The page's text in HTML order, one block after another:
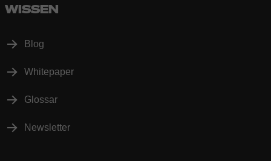
WISSEN
Blog
Whitepaper
Glossar
Newsletter